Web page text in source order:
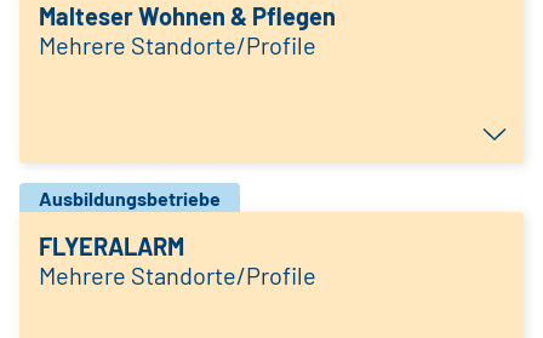
Malteser Wohnen & Pflegen
Mehrere Standorte/Profile
Ausbildungsbetriebe
FLYERALARM
Mehrere Standorte/Profile